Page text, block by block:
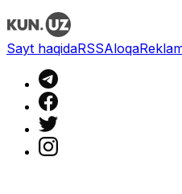
Sayt haqidaRSSAloqa